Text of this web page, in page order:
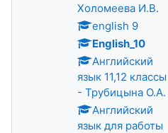
Холомеева И.В.
english 9
English_10
Английский
язык 11,12 классы
- Трубицына О.А.
Английский
язык для работы